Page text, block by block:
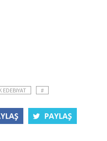
EDEBIYAT #